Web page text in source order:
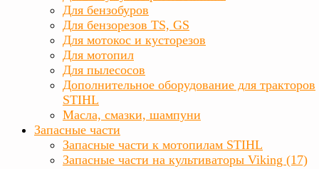
Для бензобуров
Для бензорезов TS, GS
Для мотокос и кусторезов
Для мотопил
Для пылесосов
Дополнительное оборудование для тракторов
STIHL
Масла, смазки, шампуни
Запасные части
Запасные части к мотопилам STIHL
Запасные части на культиваторы Viking (17)